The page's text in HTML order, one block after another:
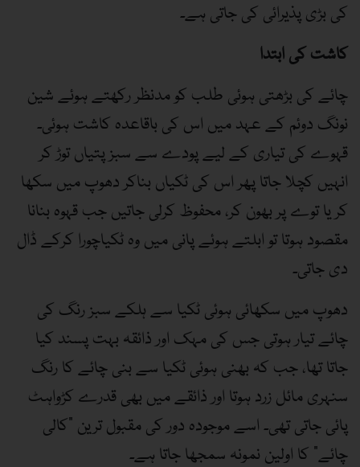
کی بڑی پذیرائی کی جاتی ہے۔
کاشت کی ابتدا
چائے کی بڑھتی ہوئی طلب کو مدنظر رکھتے ہوئے شین
نونگ دوئم کے عہد میں اس کی باقاعدہ کاشت ہوئی۔
قہوے کی تیاری کے لیے پودے سے سبز پتیاں توڑ کر
انہیں کچلا جاتا پھر اس کی ٹکیاں بناکر دھوپ میں سکھا
کر یا توے پر بھون کر، محفوظ کرلی جاتیں جب قہوہ بنانا
مقصود ہوتا تو ابلتے ہوئے پانی میں وہ ٹکیاچورا کرکے ڈال
دی جاتی۔
دھوپ میں سکھائی ہوئی ٹکیا سے ہلکے سبز رنگ کی
چائے تیار ہوتی جس کی مہک اور ذائقہ بہت پسند کیا
جاتا تھا، جب کہ بھنی ہوئی ٹکیا سے بنی چائے کا رنگ
سنہری مائل زرد ہوتا اور ذائقے میں بھی قدرے کڑواہٹ
پائی جاتی تھی۔ اسے موجودہ دور کی مقبول ترین ”کالی
چائے“ کا اولین نمونہ سمجھا جاتا ہے۔